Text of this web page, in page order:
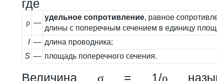
где
ρ —
удельное сопротивление, равное
длины с поперечным сечением в единицу
l — длина проводника;
S — площадь поперечного сечения.
Величина σ = 1/ρ